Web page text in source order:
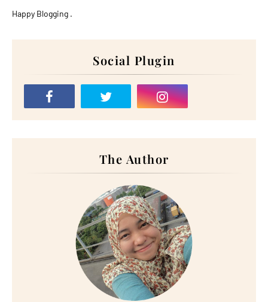
Happy Blogging .
Social Plugin
The Author